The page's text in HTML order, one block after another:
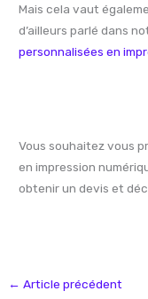
Mais cela vaut
d’ailleurs parlé dans
personnalisées en
Vous souhaitez vous
en impression
obtenir un devis et
← Article précédent